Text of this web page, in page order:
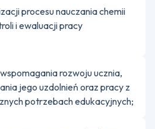
procesu nauczania chemii
i ewaluacji pracy
rozwoju ucznia,
jego uzdolnień oraz pracy z
potrzebach edukacyjnych;